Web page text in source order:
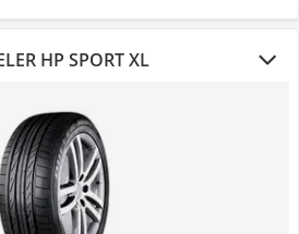
HP SPORT XL